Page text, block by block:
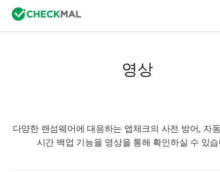
영상
다양한 랜섬웨어에 대응하는 앱체크의 사전 방어, 자
시간 백업 기능을 영상을 통해 확인하실 수 있